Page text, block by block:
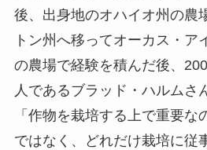
後、出身地のオハイオ州の農
トン州へ移ってオーカス・ア
の農場で経験を積んだ後、
人であるブラッド・ハルムさ
「作物を栽培する上で重要な
ではなく、どれだけ栽培に従